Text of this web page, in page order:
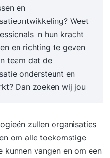
en
Weet
in hun kracht
en richting te geven
team dat de
ondersteunt en
Dan zoeken wij jou
zullen organisaties
om alle toekomstige
vangen en om een